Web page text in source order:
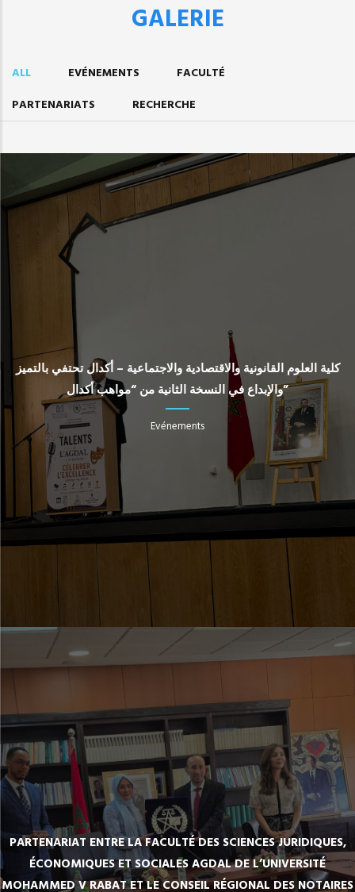
GALERIE
ALL EVÉNEMENTS
FACULTÉ
PARTENARIATS
RECHERCHE
كلية العلوم القانونية والاقتصادية والاجتماعية – أكدال تحتفي بالتميز
والإبداع في النسخة الثانية من “مواهب أكدال”
Evénements
PARTENARIAT ENTRE LA FACULTÉ DES SCIENCES JURIDIQUES,
ÉCONOMIQUES ET SOCIALES AGDAL DE L’UNIVERSITÉ
MOHAMMED V RABAT ET LE CONSEIL RÉGIONAL DES NOTAIRES